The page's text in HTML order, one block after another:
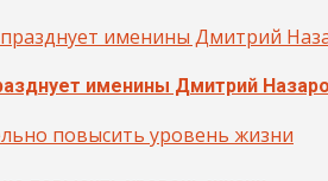
именины Дмитрий